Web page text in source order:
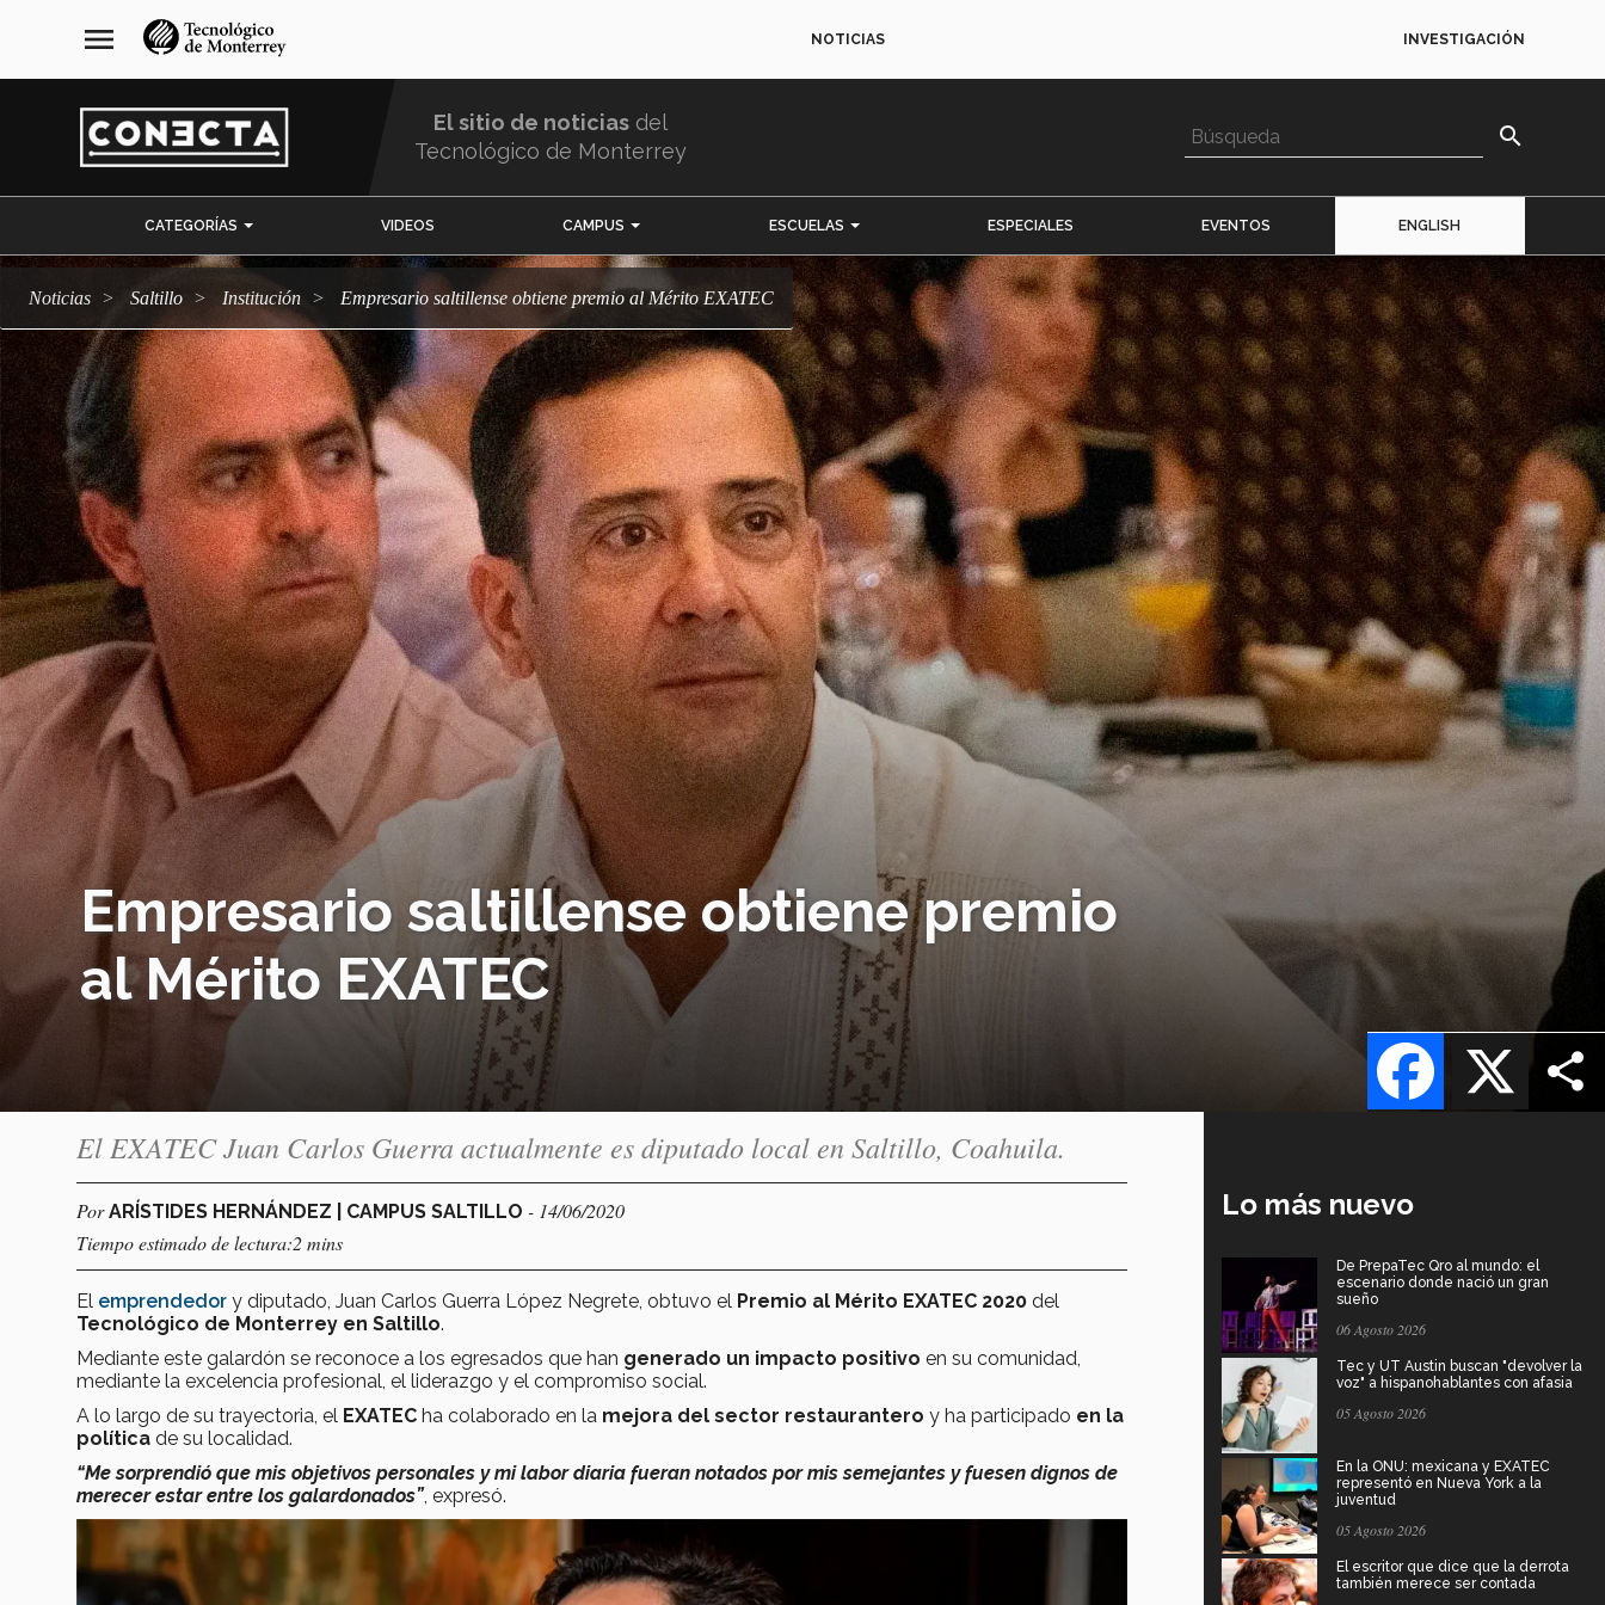
navegación
principal
menu NOTICIAS INVESTIGACIÓN
El sitio de noticias del
Tecnológico de Monterrey
search
CATEGORÍAS VIDEOS CAMPUS ESCUELAS ESPECIALES EVENTOS ENGLISH
Noticias Saltillo Institución Empresario saltillense obtiene premio al Mérito EXATEC
Empresario saltillense obtiene premio
al Mérito EXATEC
X
Facebook
El EXATEC Juan Carlos Guerra actualmente es diputado local en Saltillo, Coahuila.
PorARÍSTIDES HERNÁNDEZ | CAMPUS SALTILLO - 14/06/2020
Tiempo estimado de lectura:2 mins
El emprendedor y diputado, Juan Carlos Guerra López Negrete, obtuvo el Premio al Mérito EXATEC 2020 del
Tecnológico de Monterrey en Saltillo.
Mediante este galardón se reconoce a los egresados que han generado un impacto positivo en su comunidad,
mediante la excelencia profesional, el liderazgo y el compromiso social.
A lo largo de su trayectoria, el EXATEC ha colaborado en la mejora del sector restaurantero y ha participado en la
política de su localidad.
“Me sorprendió que mis objetivos personales y mi labor diaria fueran notados por mis semejantes y fuesen dignos de
merecer estar entre los galardonados”, expresó.
Lo más nuevo
De PrepaTec Qro al mundo: el
escenario donde nació un gran
sueño
06 Agosto 2026
Tec y UT Austin buscan "devolver la
voz" a hispanohablantes con afasia
05 Agosto 2026
En la ONU: mexicana y EXATEC
representó en Nueva York a la
juventud
05 Agosto 2026
El escritor que dice que la derrota
también merece ser contada